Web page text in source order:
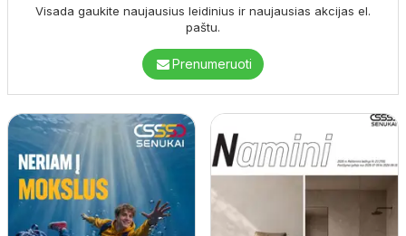
Visada gaukite naujausius leidinius ir naujausias akcijas el.
paštu.
Prenumeruoti